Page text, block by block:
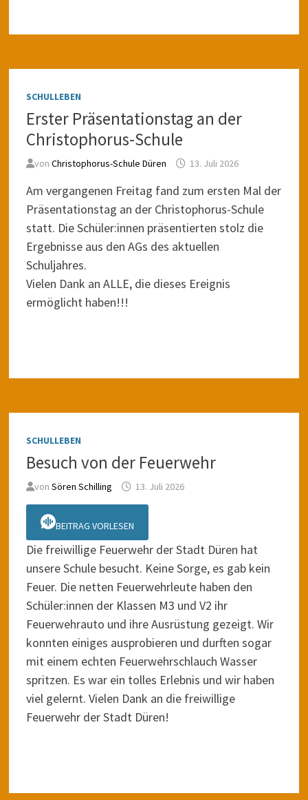
SCHULLEBEN
Erster Präsentationstag an der
Christophorus-Schule
von Christophorus-Schule Düren 13. Juli 2026
Am vergangenen Freitag fand zum ersten Mal der
Präsentationstag an der Christophorus-Schule
statt. Die Schüler:innen präsentierten stolz die
Ergebnisse aus den AGs des aktuellen
Schuljahres.
Vielen Dank an ALLE, die dieses Ereignis
ermöglicht haben!!!
SCHULLEBEN
Besuch von der Feuerwehr
von Sören Schilling 13. Juli 2026
BEITRAG VORLESEN
Die freiwillige Feuerwehr der Stadt Düren hat
unsere Schule besucht. Keine Sorge, es gab kein
Feuer. Die netten Feuerwehrleute haben den
Schüler:innen der Klassen M3 und V2 ihr
Feuerwehrauto und ihre Ausrüstung gezeigt. Wir
konnten einiges ausprobieren und durften sogar
mit einem echten Feuerwehrschlauch Wasser
spritzen. Es war ein tolles Erlebnis und wir haben
viel gelernt. Vielen Dank an die freiwillige
Feuerwehr der Stadt Düren!